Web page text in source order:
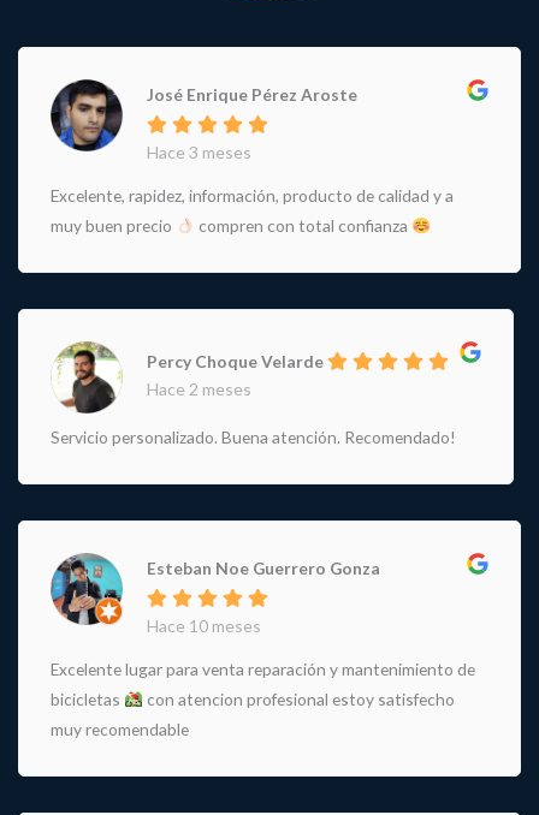
José Enrique Pérez Aroste
Hace 3 meses
Excelente, rapidez, información, producto de calidad y a
muy buen precio
compren con total confianza
Percy Choque Velarde
Hace 2 meses
Servicio personalizado. Buena atención. Recomendado!
Esteban Noe Guerrero Gonza
Hace 10 meses
Excelente lugar para venta reparación y mantenimiento de
bicicletas
con atencion profesional estoy satisfecho
muy recomendable